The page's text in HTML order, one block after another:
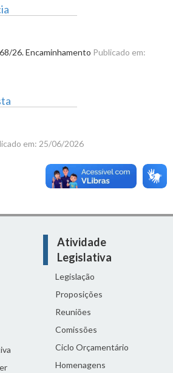
26. Encaminhamento Publicado em:
em: 25/06/2026
Atividade
Legislativa
Legislação
Proposições
Reuniões
Comissões
Ciclo Orçamentário
Homenagens